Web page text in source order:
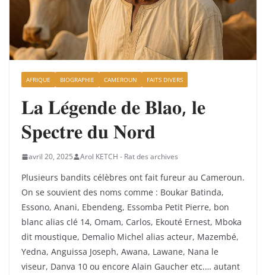
AFRIQUE BIOGRAPHIE CAMEROUN FAITS DIVERS
𝐋𝐚 𝐋𝐞́𝐠𝐞𝐧𝐝𝐞 𝐝𝐞 𝐁𝐥𝐚𝐨, 𝐥𝐞
𝐒𝐩𝐞𝐜𝐭𝐫𝐞 𝐝𝐮 𝐍𝐨𝐫𝐝
avril 20, 2025 Arol KETCH - Rat des archives
Plusieurs bandits célèbres ont fait fureur au Cameroun.
On se souvient des noms comme : Boukar Batinda,
Essono, Anani, Ebendeng, Essomba Petit Pierre, bon
blanc alias clé 14, Omam, Carlos, Ekouté Ernest, Mboka
dit moustique, Demalio Michel alias acteur, Mazembé,
Yedna, Anguissa Joseph, Awana, Lawane, Nana le
viseur, Danva 10 ou encore Alain Gaucher etc.… autant